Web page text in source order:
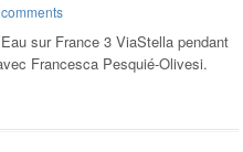
sur France 3 ViaStella pendant
Francesca Pesquié-Olivesi.